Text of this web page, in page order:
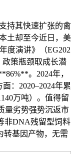
持其快速扩张的禽
土却至今近日，美
度演讲》（EG202
策瓶颈取成长潜
。2024年，
：2020–2024年累
万吨）。值得留
量劣势强势沉返市
非DNA残留型饲料
转基因产物，无需